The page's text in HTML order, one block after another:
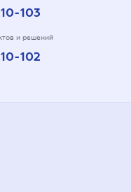
103
и решений
102